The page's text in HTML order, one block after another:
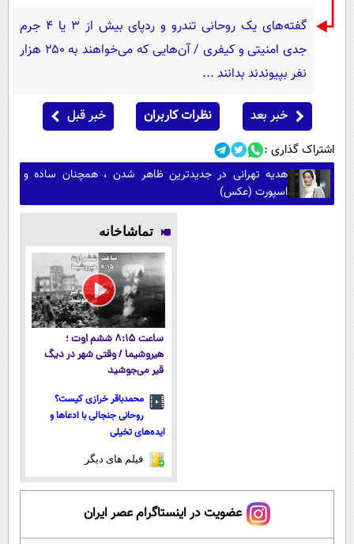
گفته‌های یک روحانی تندرو و ردپای بیش از ۳ یا ۴ جرم
جدی امنیتی و کیفری / آن‌هایی که می‌خواهند به ۲۵۰ هزار
نفر بپیوندند بدانند ...
خبر بعد نظرات کاربران خبر قبل
اشتراک گذاری :
هدیه تهرانی در جدیدترین ظاهر شدن ، همچنان ساده و
اسپورت (عکس)
تماشاخانه
ساعت ۸:۱۵ ششم اوت ؛
هیروشیما / وقتی شهر در دیگ
قیر می‌جوشید
محمدباقر خرازی کیست؟
روحانی جنجالی با ادعاها و
ایده‌های تخیلی
فیلم های دیگر
عضویت در اینستاگرام عصر ایران